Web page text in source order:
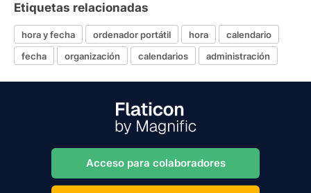
Etiquetas relacionadas
hora y fecha ordenador portátil hora
calendario
fecha
organización calendarios administración
Acceso para colaboradores